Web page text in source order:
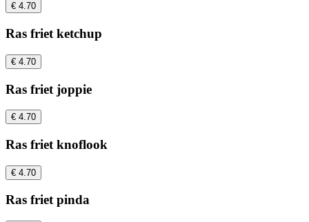
€ 4.70
Ras friet ketchup
€ 4.70
Ras friet joppie
€ 4.70
Ras friet knoflook
€ 4.70
Ras friet pinda